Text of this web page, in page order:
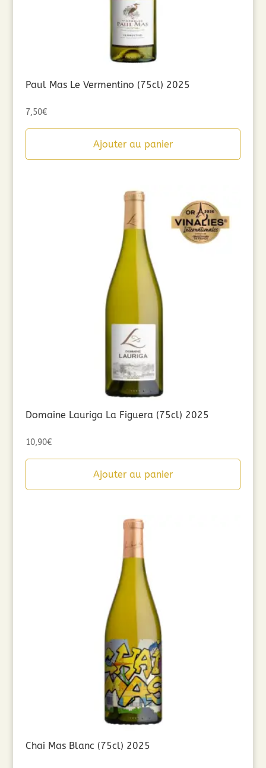
Paul Mas Le Vermentino (75cl) 2025
7,50€
Ajouter au panier
Domaine Lauriga La Figuera (75cl) 2025
10,90€
Ajouter au panier
Chai Mas Blanc (75cl) 2025